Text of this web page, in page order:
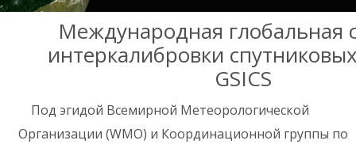
Международная глобальная
интеркалибровки
GSICS
Под эгидой Всемирной Метеорологической
Организации (WMO) и Координационной группы по